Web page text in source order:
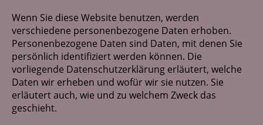
Wenn Sie diese Website benutzen, werden
verschiedene personenbezogene Daten erhoben.
Personenbezogene Daten sind Daten, mit denen Sie
persönlich identifiziert werden können. Die
vorliegende Datenschutzerklärung erläutert, welche
Daten wir erheben und wofür wir sie nutzen. Sie
erläutert auch, wie und zu welchem Zweck das
geschieht.